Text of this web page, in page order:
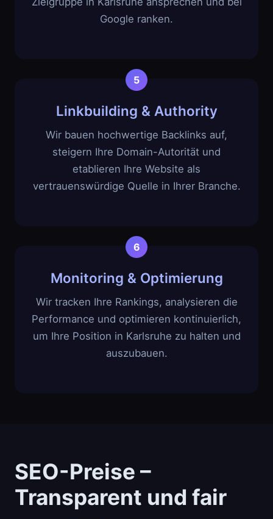
Google ranken.
Linkbuilding & Authority
Wir bauen hochwertige Backlinks auf,
steigern Ihre Domain-Autorität und
etablieren Ihre Website als
vertrauenswürdige Quelle in Ihrer Branche.
Monitoring & Optimierung
Wir tracken Ihre Rankings, analysieren die
Performance und optimieren kontinuierlich,
um Ihre Position in Karlsruhe zu halten und
auszubauen.
SEO-Preise –
Transparent und fair